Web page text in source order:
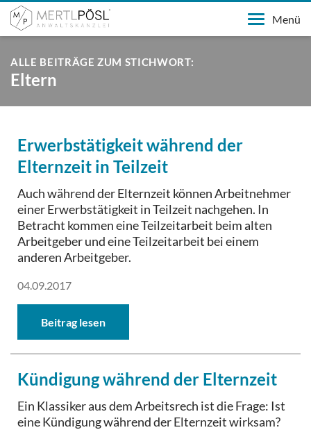
Menü
ALLE BEITRÄGE ZUM STICHWORT:
Eltern
Erwerbstätigkeit während der
Elternzeit in Teilzeit
Auch während der Elternzeit können Arbeitnehmer
einer Erwerbstätigkeit in Teilzeit nachgehen. In
Betracht kommen eine Teilzeitarbeit beim alten
Arbeitgeber und eine Teilzeitarbeit bei einem
anderen Arbeitgeber.
04.09.2017
Beitrag lesen
Kündigung während der Elternzeit
Ein Klassiker aus dem Arbeitsrech ist die Frage: Ist
eine Kündigung während der Elternzeit wirksam?